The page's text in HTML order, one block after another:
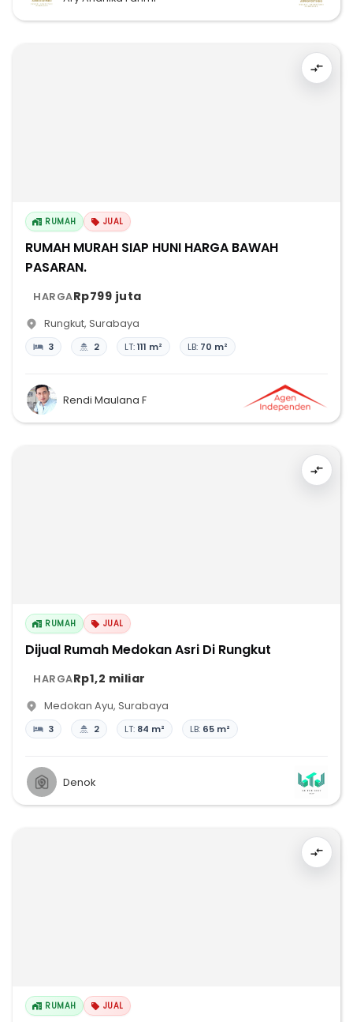
RUMAH JUAL
RUMAH MURAH SIAP HUNI HARGA BAWAH
PASARAN.
HARGARp799 juta
Rungkut, Surabaya
3 2 LT:111 m² LB: 70 m²
Rendi Maulana F
RUMAH JUAL
Dijual Rumah Medokan Asri Di Rungkut
HARGARp1,2 miliar
Medokan Ayu, Surabaya
3 2 LT: 84 m² LB: 65 m²
Denok
RUMAH JUAL